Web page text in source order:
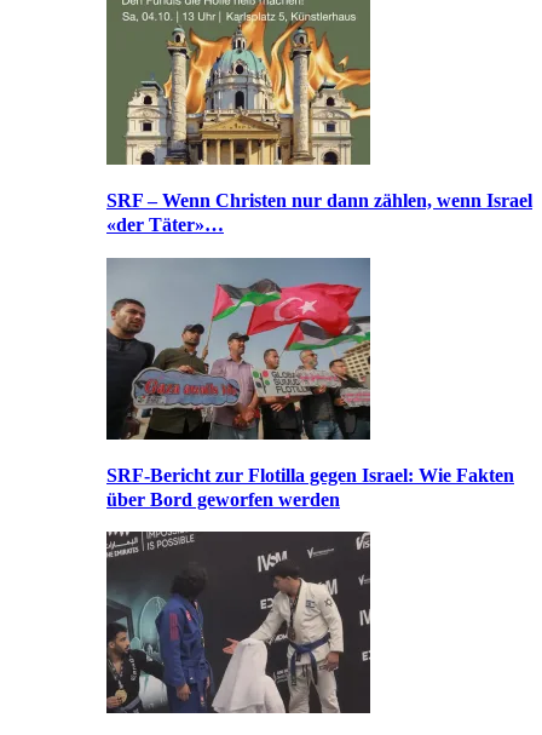
SRF – Wenn Christen nur dann zählen, wenn Israel
«der Täter»…
SRF-Bericht zur Flotilla gegen Israel: Wie Fakten
über Bord geworfen werden